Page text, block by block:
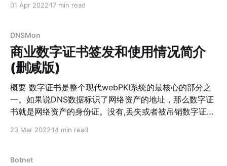
we looked back at our data, our threat hunting
related to this exact vulnerability. After March
01 Apr 2022 17 min read
DNSMon
商业数字证书签发和使用情况简介
(删减版)
概要 数字证书是整个现代webPKI系统的最核心的部分之
一。如果说DNS数据标识了网络资产的地址，那么数字证
书就是网络资产的身份证。没有,丢失或者被吊销数字证
已经成为网络真正的基础设施，作为互联网安全运营的基
名管理结构ICANN书面请求将俄罗斯相关顶级域名“.ru”,
23 Mar 2022 14 min read
Botnet